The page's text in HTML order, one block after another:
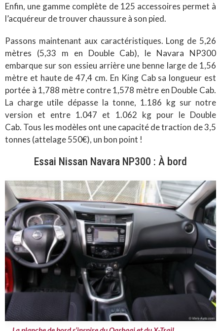
Enfin, une gamme complète de 125 accessoires permet à
l’acquéreur de trouver chaussure à son pied.
Passons maintenant aux caractéristiques. Long de 5,26
mètres (5,33 m en Double Cab), le Navara NP300
embarque sur son essieu arrière une benne large de 1,56
mètre et haute de 47,4 cm. En King Cab sa longueur est
portée à 1,788 mètre contre 1,578 mètre en Double Cab.
La charge utile dépasse la tonne, 1.186 kg sur notre
version et entre 1.047 et 1.062 kg pour le Double
Cab. Tous les modèles ont une capacité de traction de 3,5
tonnes (attelage 550€), un bon point !
Essai Nissan Navara NP300 : À bord